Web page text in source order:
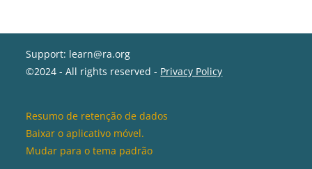
Support: learn@ra.org
©2024 - All rights reserved - Privacy Policy
Resumo de retenção de dados
Baixar o aplicativo móvel.
Mudar para o tema padrão